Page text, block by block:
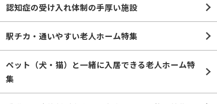
認知症の受け入れ体制の手厚い施設
駅チカ・通いやすい老人ホーム特集
ペット（犬・猫）と一緒に入居できる老人ホーム特
集